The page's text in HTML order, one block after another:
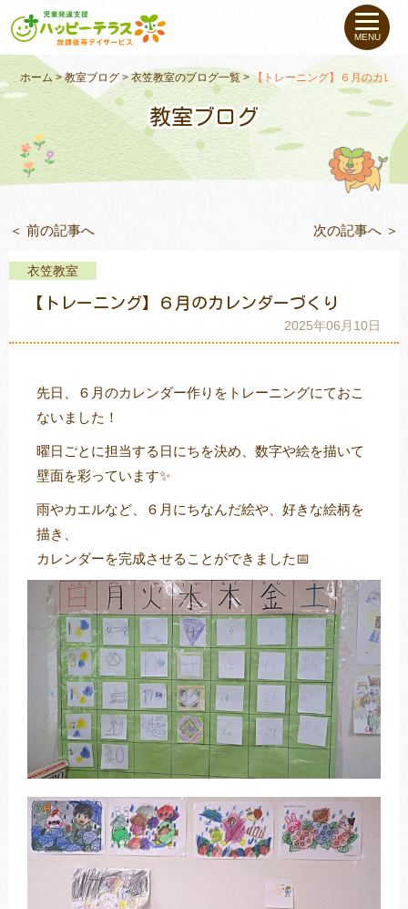
私たちについて
未就学のお子さま（０〜６才）
小学生〜高校生のお子さま
支援事例
教室一覧
MENU
ホーム >教室ブログ>衣笠教室のブログ一覧>【トレーニング】６月のカレ
教室ブログ
＜ 前の記事へ 次の記事へ ＞
衣笠教室
【トレーニング】６月のカレンダーづくり
2025年06月10日
先日、６月のカレンダー作りをトレーニングにておこ
ないました！
曜日ごとに担当する日にちを決め、数字や絵を描いて
壁面を彩っています✨
雨やカエルなど、６月にちなんだ絵や、好きな絵柄を
描き、
カレンダーを完成させることができました📅